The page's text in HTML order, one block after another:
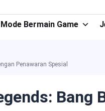
Mode Bermain Game
Penawaran Spesial
Bang